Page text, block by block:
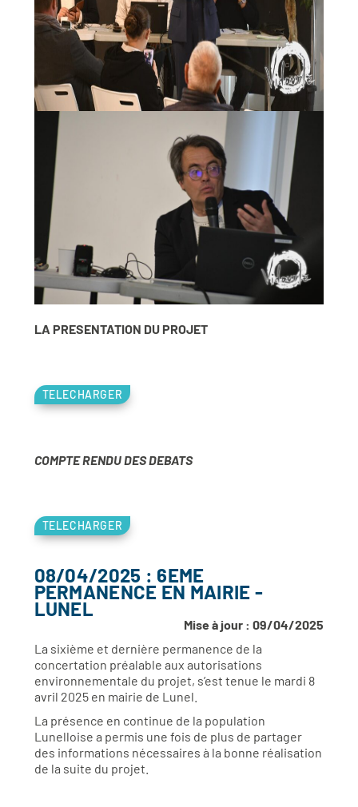
LA PRESENTATION DU PROJET
TELECHARGER
COMPTE RENDU DES DEBATS
TELECHARGER
08/04/2025 : 6EME
PERMANENCE EN MAIRIE -
LUNEL
Mise à jour : 09/04/2025
La sixième et dernière permanence de la
concertation préalable aux autorisations
environnementale du projet, s’est tenue le mardi 8
avril 2025 en mairie de Lunel.
La présence en continue de la population
Lunelloise a permis une fois de plus de partager
des informations nécessaires à la bonne réalisation
de la suite du projet.